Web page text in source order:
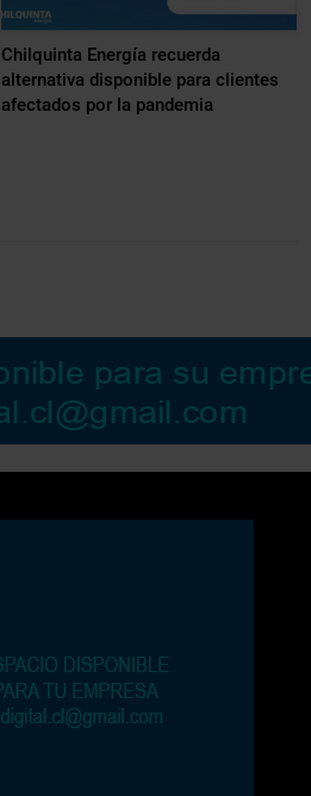
Chilquinta Energía recuerda
alternativa disponible para clientes
afectados por la pandemia